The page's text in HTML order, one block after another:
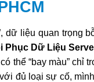
dữ liệu quan trọng
Phục Dữ Liệu
thể “bay màu” chỉ
với đủ loại sự cố,